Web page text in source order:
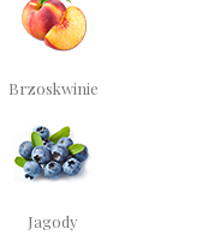
Brzoskwinie
Jagody